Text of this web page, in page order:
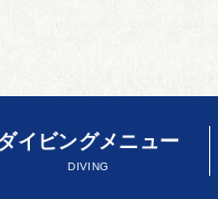
イビングメニュー
DIVING